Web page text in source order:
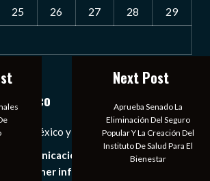
25 26 27 28 29
México
de México y el Mundo a Tu Alcance
de comunicación digital que tiene como
mantener informado al publico en
Next Post
Aprueba Senado La
Eliminación Del Seguro
Popular Y La Creación Del
Instituto De Salud Para El
Bienestar